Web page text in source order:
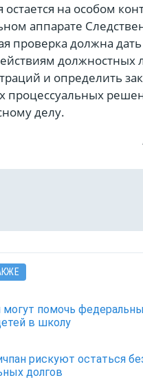
остается на особом
аппарате
проверка должна
должностных
и определить
процессуальных
делу.
могут помочь
в школу
рискуют остаться
долгов